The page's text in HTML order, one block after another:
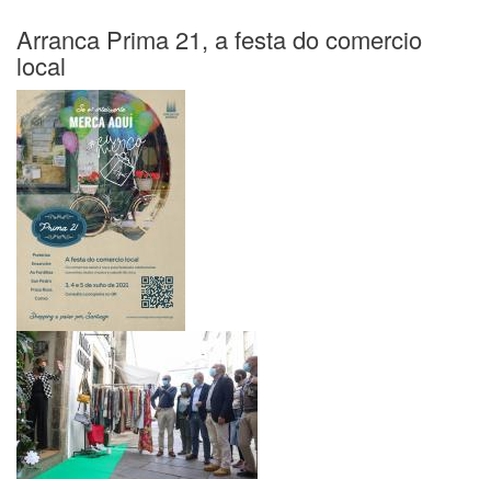
1000
empresas
as
axudas
destinadas
aos
sectores
comercial
e
hostaleiro
do
PRESS,
o
Plan
de
Reactivación
Económica
e
Social
Arranca Prima 21, a festa do comercio
local